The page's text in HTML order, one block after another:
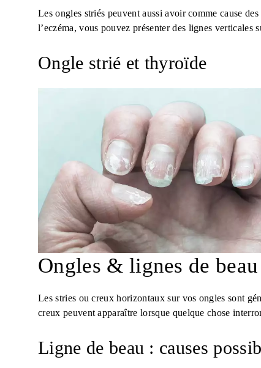
Les ongles striés peuvent aussi avoir comme cause des
l’eczéma, vous pouvez présenter des lignes verticales
Ongle strié et thyroïde
Ongles & lignes de beau
Les stries ou creux horizontaux sur vos ongles sont
creux peuvent apparaître lorsque quelque chose
Ligne de beau : causes